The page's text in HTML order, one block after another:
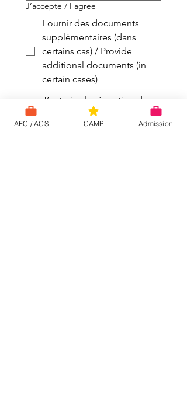
J’accepte / I agree
Fournir des documents
supplémentaires (dans
certains cas) / Provide
additional documents (in
certain cases)
J’autorise la réception des
informations par courriel et
par téléphone concernant
AEC / ACS CAMP Admission